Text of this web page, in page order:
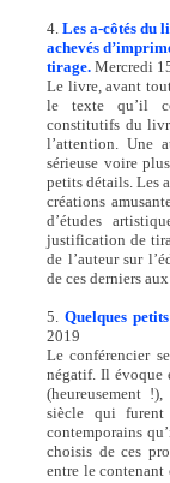
4.Les a-côtés du
achevés
tirage. Mercredi
Le livre, avant
le texte qu’il
constitutifs du
l’attention. Une
sérieuse voire
petits détails. Les
créations
d’études
justification de
de l’auteur sur
de ces derniers
5.Quelques
2019
Le conférencier
négatif. Il évoque
(heureusement
siècle qui furent
contemporains
choisis de ces
entre le